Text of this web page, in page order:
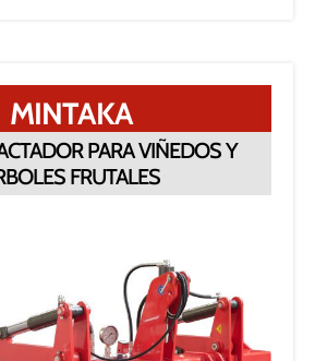
MINTAKA
PARA VIÑEDOS Y
FRUTALES